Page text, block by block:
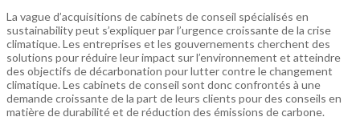
La vague d’acquisitions de cabinets de conseil spécialisés en
sustainability peut s’expliquer par l’urgence croissante de la crise
climatique. Les entreprises et les gouvernements cherchent des
solutions pour réduire leur impact sur l’environnement et atteindre
des objectifs de décarbonation pour lutter contre le changement
climatique. Les cabinets de conseil sont donc confrontés à une
demande croissante de la part de leurs clients pour des conseils en
matière de durabilité et de réduction des émissions de carbone.